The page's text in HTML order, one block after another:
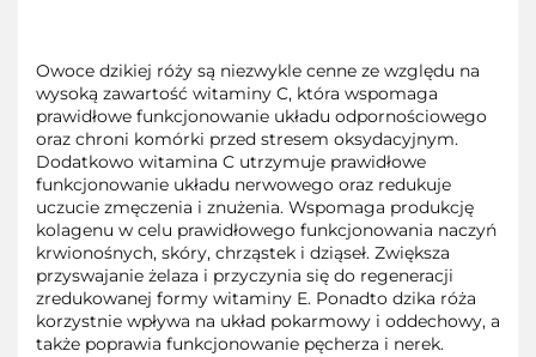
Owoce dzikiej róży są niezwykle cenne ze względu na
wysoką zawartość witaminy C, która wspomaga
prawidłowe funkcjonowanie układu odpornościowego
oraz chroni komórki przed stresem oksydacyjnym.
Dodatkowo witamina C utrzymuje prawidłowe
funkcjonowanie układu nerwowego oraz redukuje
uczucie zmęczenia i znużenia. Wspomaga produkcję
kolagenu w celu prawidłowego funkcjonowania naczyń
krwionośnych, skóry, chrząstek i dziąseł. Zwiększa
przyswajanie żelaza i przyczynia się do regeneracji
zredukowanej formy witaminy E. Ponadto dzika róża
korzystnie wpływa na układ pokarmowy i oddechowy, a
także poprawia funkcjonowanie pęcherza i nerek.